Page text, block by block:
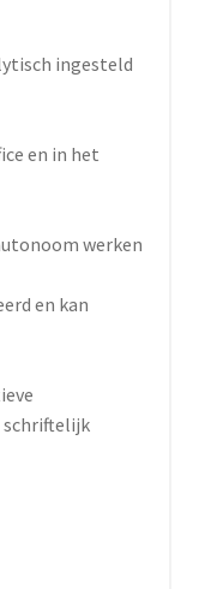
ingesteld
en in het
werken
en kan
schriftelijk